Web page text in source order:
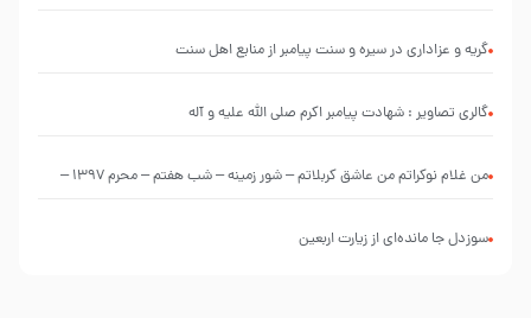
گریه و عزاداری در سیره و سنت پیامبر از منابع اهل سنت
گالری تصاویر : شهادت پیامبر اکرم صلی الله علیه و آله
من غلام نوکراتم من عاشق کربلاتم – شور زمینه – شب هفتم – محرم 1397 –
سوزدل جا مانده‌ای از زیارت اربعین